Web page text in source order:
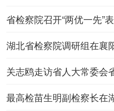
省检察院召开“两优一先”
湖北省检察院调研组在襄
关志鸥走访省人大常委会
最高检苗生明副检察长在